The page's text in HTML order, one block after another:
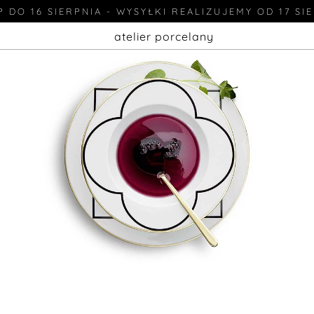
DO 16 SIERPNIA - WYSYŁKI REALIZUJEMY OD 17
atelier porcelany